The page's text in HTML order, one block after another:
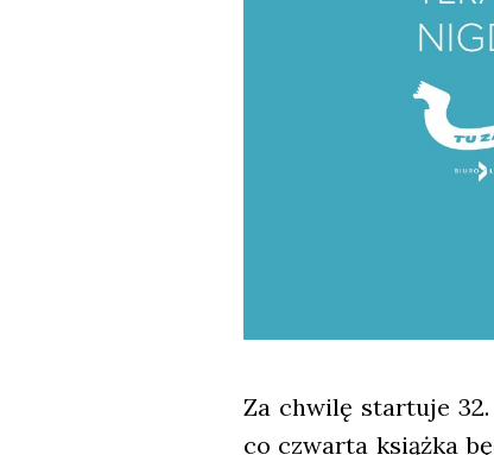
Za chwi­lę star­tu­je
co czwar­ta książ­ka